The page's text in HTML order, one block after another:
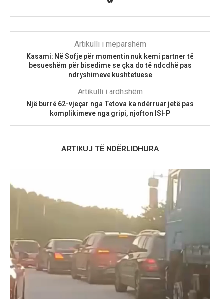
Artikulli i mëparshëm
Kasami: Në Sofje për momentin nuk kemi partner të
besueshëm për bisedime se çka do të ndodhë pas
ndryshimeve kushtetuese
Artikulli i ardhshëm
Një burrë 62-vjeçar nga Tetova ka ndërruar jetë pas
komplikimeve nga gripi, njofton ISHP
ARTIKUJ TË NDËRLIDHURA